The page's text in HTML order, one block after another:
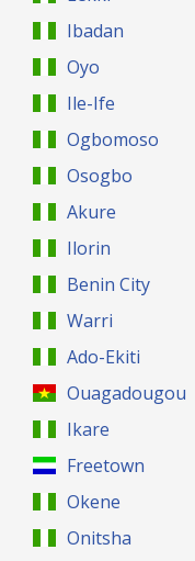
Ibadan
Oyo
Ile-Ife
Ogbomoso
Osogbo
Akure
Ilorin
Benin City
Warri
Ado-Ekiti
Ouagadougou
Ikare
Freetown
Okene
Onitsha